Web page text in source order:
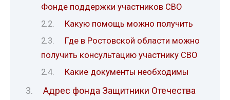
Фонде поддержки участников СВО
Какую помощь можно получить
Где в Ростовской области можно
получить консультацию участнику СВО
Какие документы необходимы
Адрес фонда Защитники Отечества